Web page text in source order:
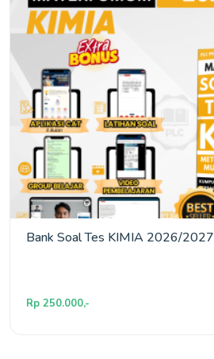
Bank Soal Tes KIMIA 2026/2027
Rp 250.000,-